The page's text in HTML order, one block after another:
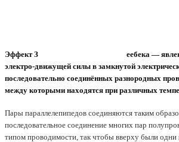
Эффект З
еебека —
электро-движущей силы в замкнутой
последовательно соединённых разнородных
между которыми находятся при различных
Пары параллелепипедов соединяются таким
последовательное соединение многих пар
типом проводимости, так чтобы вверху были одни